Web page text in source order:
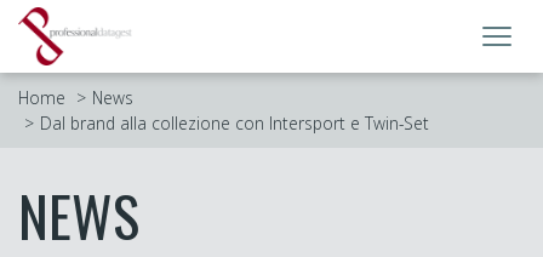
Home
News
Dal brand alla collezione con Intersport e Twin-Set
NEWS